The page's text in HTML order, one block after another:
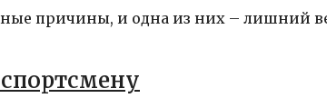
причины, и одна из них – лишний